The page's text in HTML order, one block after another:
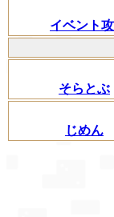
イベント
そらとぶ
じめん